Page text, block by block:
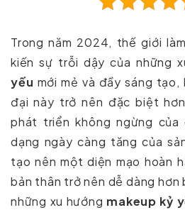
Trong năm 2024, thế giới
kiến sự trỗi dậy của những
yếu mới mẻ và đầy sáng
đại này trở nên đặc biệt
phát triển không ngừng
dạng ngày càng tăng của
tạo nên một diện mạo hoàn
bản thân trở nên dễ dàng hơn
những xu hướng makeup kỷ